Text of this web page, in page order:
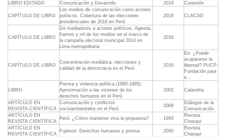
LIBRO EDITADO Comunicación y Desarrollo 2018 Conexión
CAPÍTULO DE LIBRO
Los medios de comunicación como actores
políticos. Cobertura de las elecciones
presidenciales de 2016 en Perú
2018 CLACSO
CAPÍTULO DE LIBRO
De mediadores a actores políticos. Agenda,
frames y rol de los medios en el marco de
la campaña electoral municipal 2014 en
Lima metropolitana
2016
CAPÍTULO DE LIBRO
Concentración mediática, elecciones y
calidad de la democracia en el Perú
2016
En: ¿Puede
acapararse la
libertad? PUCP-
Fundación para
e...
LIBRO
Prensa y violencia política (1980-1995).
Aproximación a las visiones de los
derechos humanos en el Perú
2002 Calandria
ARTÍCULO EN
REVISTA CIENTÍFICA
Comunicación y conflictos
socioambientales en el Perú
2009
Diálogos de la
Comunicación
ARTÍCULO EN
REVISTA CIENTÍFICA
Perú: ¿Cómo mantener viva la propuesta? 1993
Revista
Chasqui
ARTÍCULO EN
REVISTA CIENTÍFICA
Fujimori: Derechos humanos y prensa 2000
Revista
Chasqui